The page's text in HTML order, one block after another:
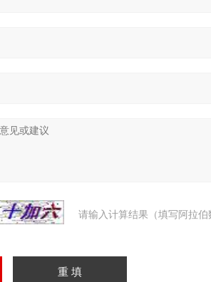
请输入计算结果（填写阿拉